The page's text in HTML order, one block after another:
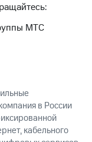
МТС
в России
кабельного